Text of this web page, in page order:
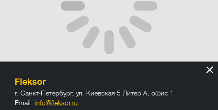
Fleksor
г. Санкт-Петербург, ул. Киевская 5 Литер А, офис 1
Email: info@fleksor.ru
info@fleksor.ru